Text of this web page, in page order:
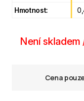
Hmotnost:
Není skladem
Cena